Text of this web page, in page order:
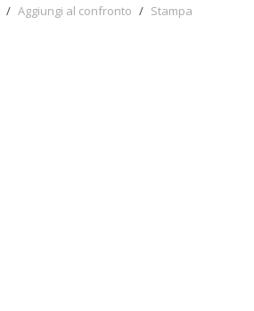
/ Aggiungi al confronto / Stampa